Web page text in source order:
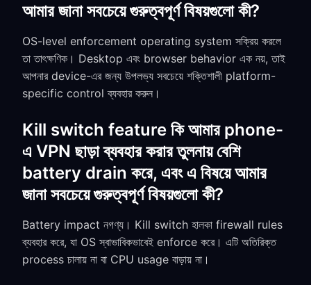
আমার জানা সবচেয়ে গুরুত্বপূর্ণ বিষয়গুলো কী?
OS-level enforcement operating system সক্রিয় করলে
তা তাৎক্ষণিক। Desktop এবং browser behavior এক নয়, তাই
আপনার device-এর জন্য উপলভ্য সবচেয়ে শক্তিশালী platform-
specific control ব্যবহার করুন।
Kill switch feature কি আমার phone-
এ VPN ছাড়া ব্যবহার করার তুলনায় বেশি
battery drain করে, এবং এ বিষয়ে আমার
জানা সবচেয়ে গুরুত্বপূর্ণ বিষয়গুলো কী?
Battery impact নগণ্য। Kill switch হালকা firewall rules
ব্যবহার করে, যা OS স্বাভাবিকভাবেই enforce করে। এটি অতিরিক্ত
process চালায় না বা CPU usage বাড়ায় না।